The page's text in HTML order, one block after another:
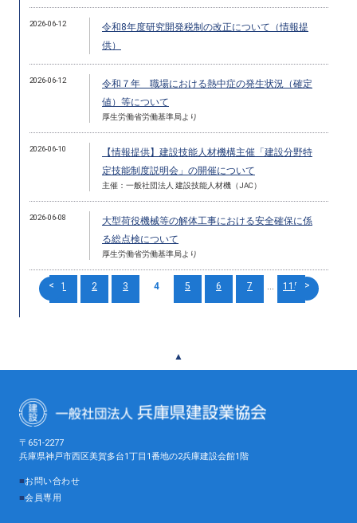
2026-06-12
令和8年度研究開発税制の改正について（情報提
供）
2026-06-12
令和７年 職場における熱中症の発生状況（確定
値）等について
厚生労働省労働基準局より
2026-06-10
【情報提供】建設技能人材機構主催「建設分野特
定技能制度説明会」の開催について
主催：一般社団法人 建設技能人材機（JAC）
2026-06-08
大型荷役機械等の解体工事における安全確保に係
る総点検について
厚生労働省労働基準局より
< 1 2 3 4 5 6 7 ... 115 >
▲
〒651-2277
兵庫県神戸市西区美賀多台1丁目1番地の2兵庫建設会館1階
■お問い合わせ
■会員専用